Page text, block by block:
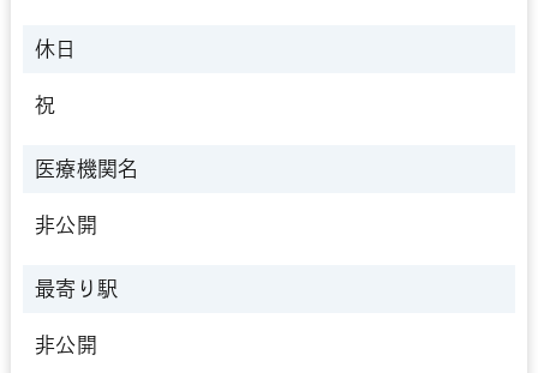
休日
祝
医療機関名
非公開
最寄り駅
非公開